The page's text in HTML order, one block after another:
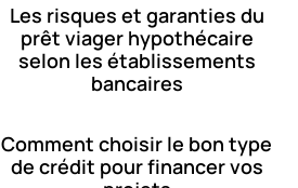
Les risques et garanties du
prêt viager hypothécaire
selon les établissements
bancaires
Comment choisir le bon type
de crédit pour financer vos